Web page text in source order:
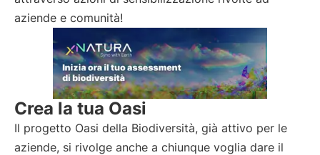
aziende e comunità!
Crea la tua Oasi
Il progetto Oasi della Biodiversità, già attivo per le
aziende, si rivolge anche a chiunque voglia dare il